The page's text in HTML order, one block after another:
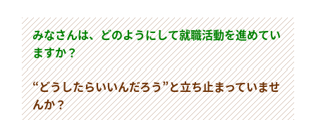
みなさんは、どのようにして就職活動を進めてい
ますか？
“どうしたらいいんだろう”と立ち止まっていませ
んか？